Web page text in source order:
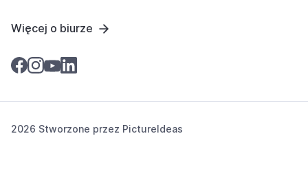
Więcej o biurze
2026 Stworzone przez PictureIdeas